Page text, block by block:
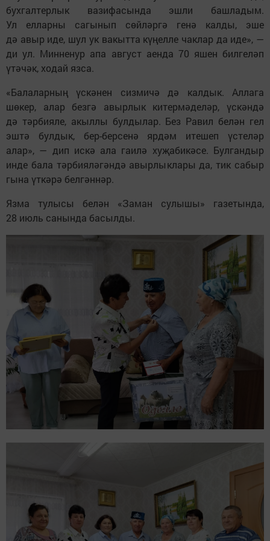
бухгалтерлык вазифасында эшли башладым.
Ул елларны сагынып сөйләргә генә калды, эше
дә авыр иде, шул ук вакытта күңелле чаклар да иде», —
ди ул. Минненур апа август аенда 70 яшен билгеләп
үтәчәк, ходай язса.
«Балаларның үскәнен сизмичә дә калдык. Аллага
шөкер, алар безгә авырлык китермәделәр, үскәндә
дә тәрбияле, акыллы булдылар. Без Равил белән гел
эштә булдык, бер-берсенә ярдәм итешеп үстеләр
алар», — дип искә ала гаилә хуҗабикәсе. Булгандыр
инде бала тәрбияләгәндә авырлыклары да, тик сабыр
гына үткәрә белгәннәр.
Язма тулысы белән «Заман сулышы» газетында,
28 июль санында басылды.